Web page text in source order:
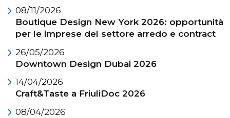
08/11/2026
Boutique Design New York 2026: opportunità
per le imprese del settore arredo e contract
26/05/2026
Downtown Design Dubai 2026
14/04/2026
Craft&Taste a FriuliDoc 2026
08/04/2026